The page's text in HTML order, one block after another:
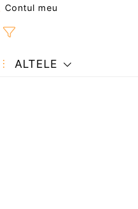
Contul meu
ALTELE